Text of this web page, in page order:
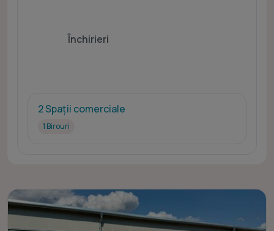
Închirieri
2 Spații comerciale
1 Birouri